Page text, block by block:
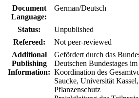
Document
Language:
German/Deutsch
Status:
Unpublished
Refereed:
Not peer-reviewed
Additional
Publishing
Information:
Gefördert durch das
Deutschen Bundestages
Koordination des
Saucke, Universität
Pflanzenschutz